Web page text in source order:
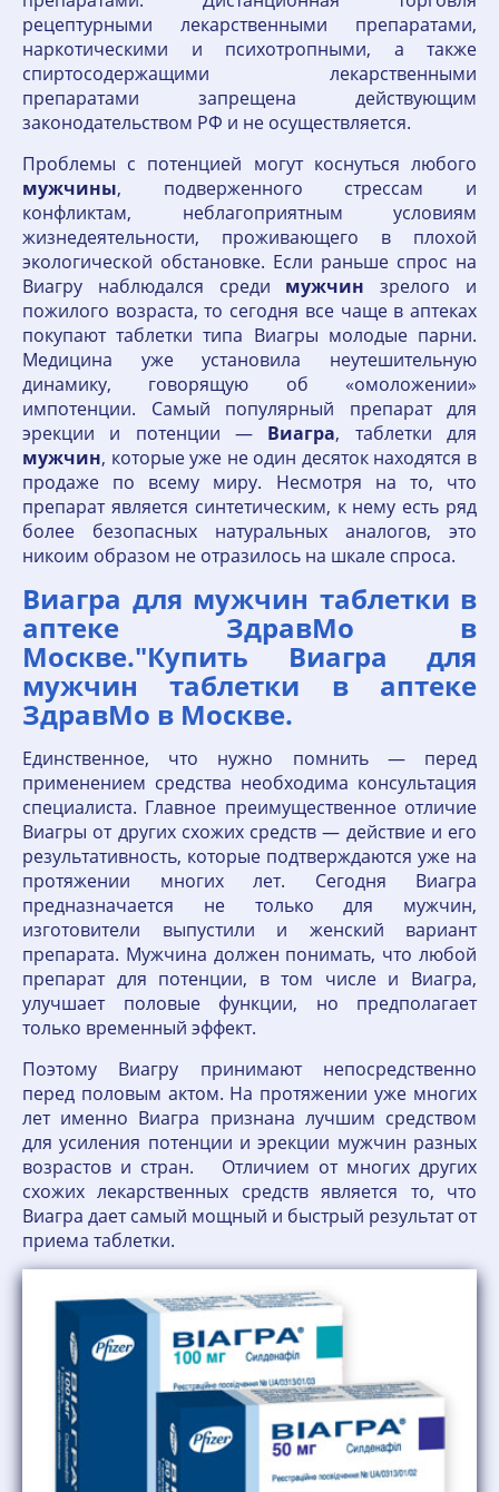
рецептурными лекарственными препаратами,
наркотическими и психотропными, а также
спиртосодержащими лекарственными
препаратами запрещена действующим
законодательством РФ и не осуществляется.
Проблемы с потенцией могут коснуться любого
мужчины, подверженного стрессам и
конфликтам, неблагоприятным условиям
жизнедеятельности, проживающего в плохой
экологической обстановке. Если раньше спрос на
Виагру наблюдался среди мужчин зрелого и
пожилого возраста, то сегодня все чаще в аптеках
покупают таблетки типа Виагры молодые парни.
Медицина уже установила неутешительную
динамику, говорящую об «омоложении»
импотенции. Самый популярный препарат для
эрекции и потенции — Виагра, таблетки для
мужчин, которые уже не один десяток находятся в
продаже по всему миру. Несмотря на то, что
препарат является синтетическим, к нему есть ряд
более безопасных натуральных аналогов, это
никоим образом не отразилось на шкале спроса.
Виагра для мужчин таблетки в
аптеке ЗдравМо в
Москве."Купить Виагра для
мужчин таблетки в аптеке
ЗдравМо в Москве.
Единственное, что нужно помнить — перед
применением средства необходима консультация
специалиста. Главное преимущественное отличие
Виагры от других схожих средств — действие и его
результативность, которые подтверждаются уже на
протяжении многих лет. Сегодня Виагра
предназначается не только для мужчин,
изготовители выпустили и женский вариант
препарата. Мужчина должен понимать, что любой
препарат для потенции, в том числе и Виагра,
улучшает половые функции, но предполагает
только временный эффект.
Поэтому Виагру принимают непосредственно
перед половым актом. На протяжении уже многих
лет именно Виагра признана лучшим средством
для усиления потенции и эрекции мужчин разных
возрастов и стран. Отличием от многих других
схожих лекарственных средств является то, что
Виагра дает самый мощный и быстрый результат от
приема таблетки.